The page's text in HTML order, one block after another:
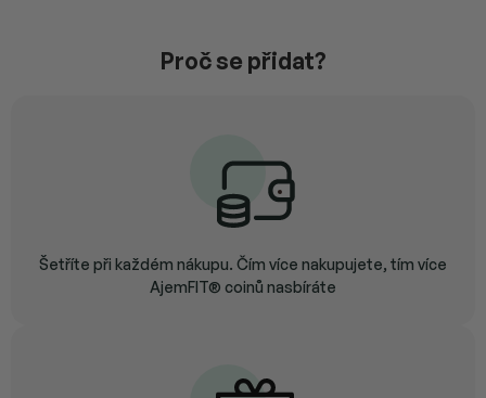
Proč se přidat?
Šetříte při každém nákupu. Čím více nakupujete, tím více
AjemFIT® coinů nasbíráte